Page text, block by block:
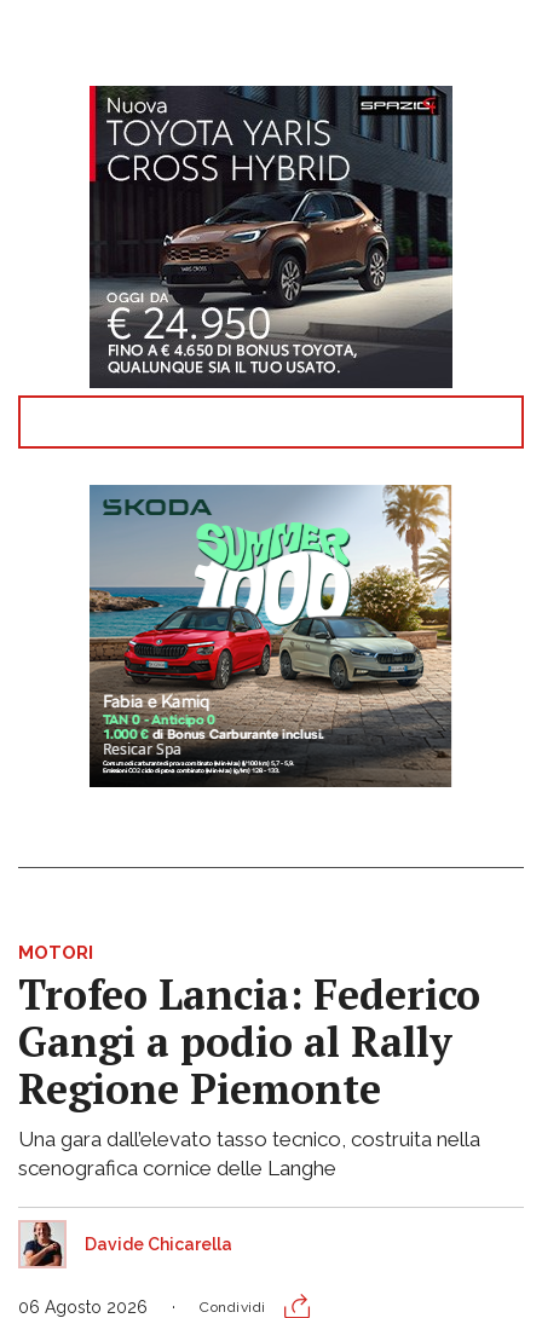
MOTORI
Trofeo Lancia: Federico
Gangi a podio al Rally
Regione Piemonte
Una gara dall’elevato tasso tecnico, costruita nella
scenografica cornice delle Langhe
Davide Chicarella
06 Agosto 2026 Condividi